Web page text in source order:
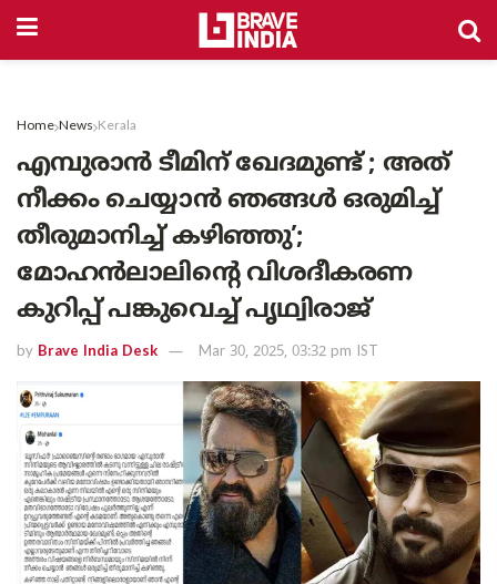
Home News Kerala
എമ്പുരാൻ ടീമിന് ഖേദമുണ്ട് ; അത്
നീക്കം ചെയ്യാൻ ഞങ്ങൾ ഒരുമിച്ച്
തീരുമാനിച്ച് കഴിഞ്ഞു’;
മോഹൻലാലിന്റെ വിശദീകരണ
കുറിപ്പ് പങ്കുവെച്ച് പൃഥ്വിരാജ്
by Brave India Desk Mar 30, 2025, 03:32 pm IST